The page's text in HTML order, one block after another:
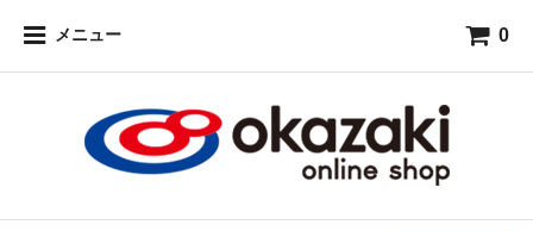
メニュー 0